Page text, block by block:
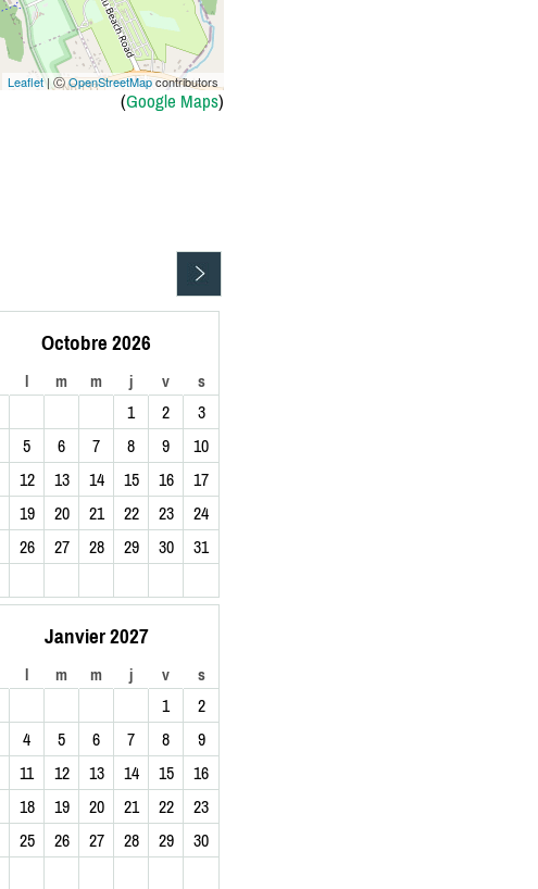
Leaflet| ⒸOpenStreetMapcontributors
(Google Maps)
Octobre 2026
l m m j v s
1 2
3
5 6 7 8 9
10
12 13 14 15 16
17
19 20 21 22 23
24
26 27 28 29 30 31
Janvier 2027
l m m j v s
1
2
4 5 6 7 8
9
11 12 13 14 15
16
18 19 20 21 22
23
25 26 27 28 29
30